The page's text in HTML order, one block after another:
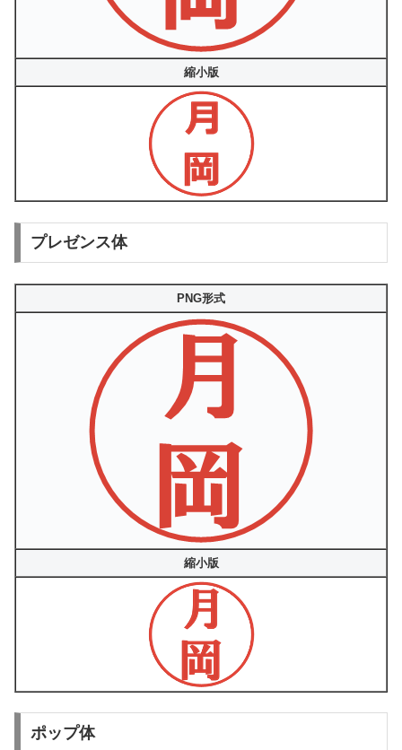
縮小版
プレゼンス体
PNG形式
縮小版
ポップ体